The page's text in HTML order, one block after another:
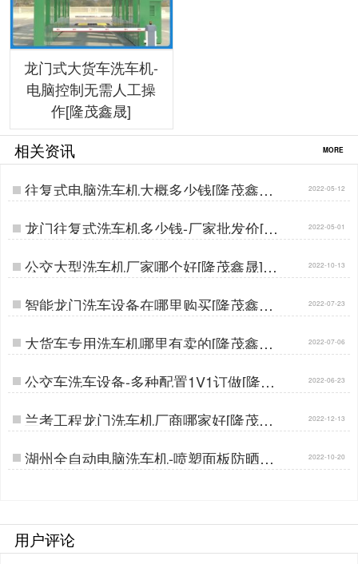
龙门式大货车洗车机-
电脑控制无需人工操
作[隆茂鑫晟]
相关资讯 MORE
往复式电脑洗车机大概多少钱[隆茂鑫晟]
…
2022-05-12
龙门往复式洗车机多少钱-厂家批发价[隆
茂鑫晟]…
2022-05-01
公交大型洗车机厂家哪个好[隆茂鑫晟]… 2022-10-13
智能龙门洗车设备在哪里购买[隆茂鑫晟]
…
2022-07-23
大货车专用洗车机哪里有卖的[隆茂鑫晟]
…
2022-07-06
公交车洗车设备-多种配置1V1订做[隆茂
鑫晟]…
2022-06-23
兰考工程龙门洗车机厂商哪家好[隆茂鑫
晟]…
2022-12-13
湖州全自动电脑洗车机-喷塑面板防晒耐
腐蚀[隆茂鑫晟]…
2022-10-20
用户评论